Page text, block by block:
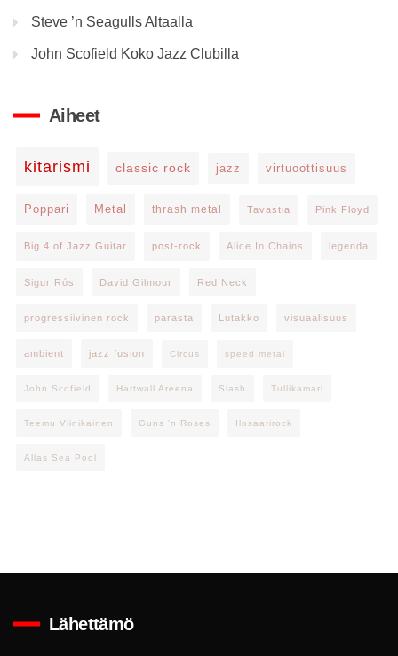
Steve ’n Seagulls Altaalla
John Scofield Koko Jazz Clubilla
Aiheet
kitarismi classic rock jazz virtuoottisuus
Poppari Metal thrash metal Tavastia Pink Floyd
Big 4 of Jazz Guitar post-rock Alice In Chains legenda
Sigur Rós David Gilmour Red Neck
progressiivinen rock parasta Lutakko visuaalisuus
ambient jazz fusion Circus speed metal
John Scofield Hartwall Areena Slash Tullikamari
Teemu Viinikainen Guns 'n Roses Ilosaarirock
Allas Sea Pool
Lähettämö